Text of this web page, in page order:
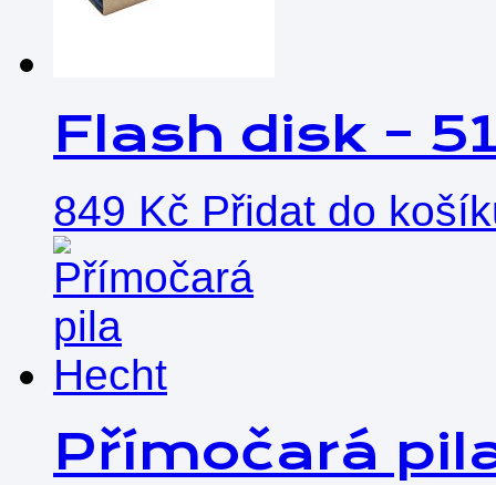
Flash disk –
849 Kč Přidat do
Přímočará